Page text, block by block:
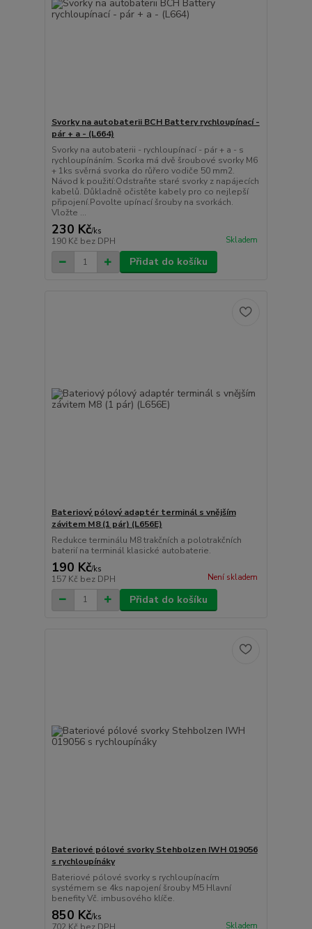
Svorky na autobaterii BCH Battery rychloupínací -
pár + a - (L664)
Svorky na autobaterii - rychloupínací - pár + a - s
rychloupínáním. Scorka má dvě šroubové svorky M6
+ 1ks svěrná svorka do růřero vodiče 50 mm2.
Návod k použití:Odstraňte staré svorky z napájecích
kabelů. Důkladně očistěte kabely pro co nejlepší
připojení.Povolte upínací šrouby na svorkách.
Vložte ...
230 Kč/ks
190 Kč bez DPH Skladem
Přidat do košíku
Bateriový pólový adaptér terminál s vnějším
závitem M8 (1 pár) (L656E)
Redukce terminálu M8 trakčních a polotrakčních
baterií na terminál klasické autobaterie.
190 Kč/ks
157 Kč bez DPH Není skladem
Přidat do košíku
Bateriové pólové svorky Stehbolzen IWH 019056
s rychloupínáky
Bateriové pólové svorky s rychloupínacím
systémem se 4ks napojení šrouby M5 Hlavní
benefity Vč. imbusového klíče.
850 Kč/ks
Skladem